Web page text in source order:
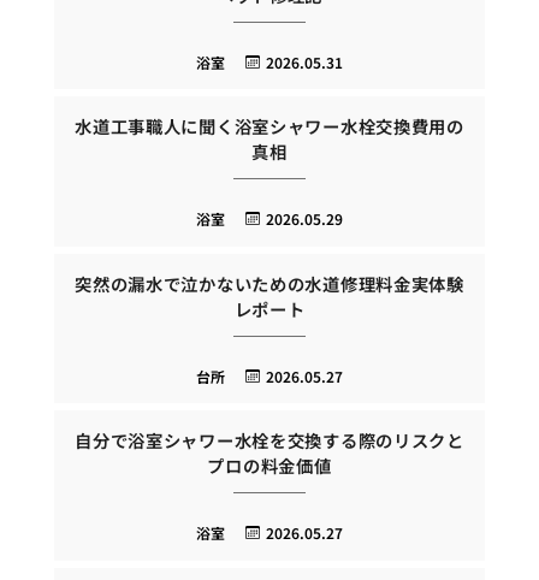
2026.05.31
浴室
水道工事職人に聞く浴室シャワー水栓交換費用の
真相
2026.05.29
浴室
突然の漏水で泣かないための水道修理料金実体験
レポート
2026.05.27
台所
自分で浴室シャワー水栓を交換する際のリスクと
プロの料金価値
2026.05.27
浴室